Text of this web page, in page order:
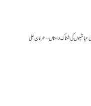
کی المناک داستان – عرفان علی